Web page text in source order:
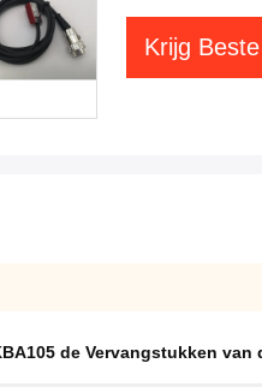
Krijg
de Vervangstukken van